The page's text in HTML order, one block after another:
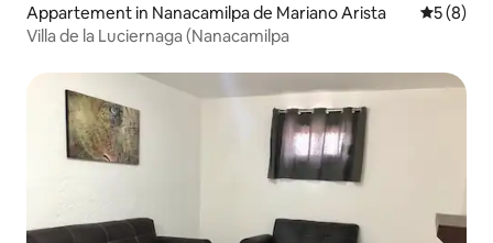
Appartement in Nanacamilpa de Mariano Arista
5 (8)
Villa de la Luciernaga (Nanacamilpa